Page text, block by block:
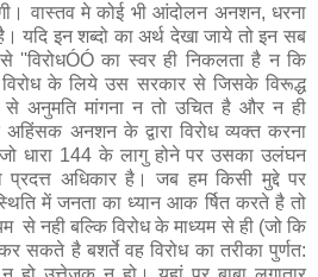
वास्तव मे कोई भी आंदोलन अनशन, धरना
है। यदि इन शब्दो का अर्थ देखा जाये तो इन सब
''विरोधÓÓ का स्वर ही निकलता है न कि
के लिये उस सरकार से जिसके विरूद्ध
अनुमति मांगना न तो उचित है और न ही
अनशन के द्वारा विरोध व्यक्त करना
जो धारा 144 के लागु होने पर उसका उलंघन
प्रदत्त अधिकार है। जब हम किसी मुद्दे पर
में जनता का ध्यान आक र्षित करते है तो
से नही बल्कि विरोध के माध्यम से ही (जो कि
सकते है बशर्ते वह विरोध का तरीका पुर्णत: